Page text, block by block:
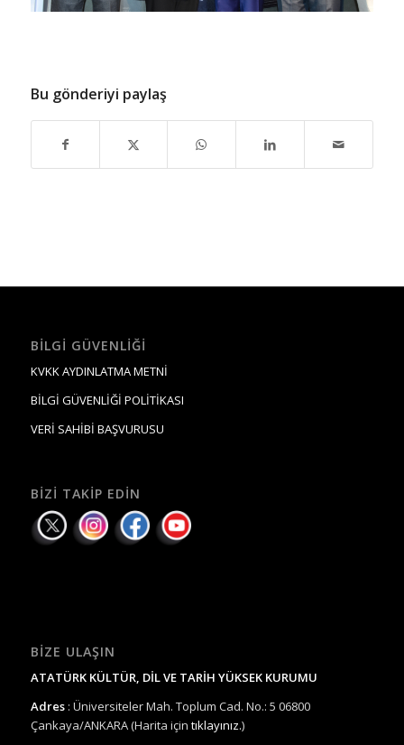
Bu gönderiyi paylaş
BILGI GÜVENLIĞI
KVKK AYDINLATMA METNİ
BİLGİ GÜVENLİĞİ POLİTİKASI
VERİ SAHİBİ BAŞVURUSU
BIZI TAKIP EDIN
BIZE ULAŞIN
ATATÜRK KÜLTÜR, DİL VE TARİH YÜKSEK KURUMU
Adres : Üniversiteler Mah. Toplum Cad. No.: 5 06800
Çankaya/ANKARA (Harita için tıklayınız.)